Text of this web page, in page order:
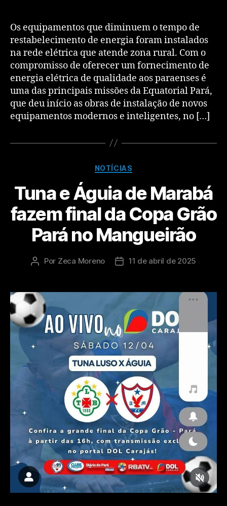
Os equipamentos que diminuem o tempo de
restabelecimento de energia foram instalados
na rede elétrica que atende zona rural. Com o
compromisso de oferecer um fornecimento de
energia elétrica de qualidade aos paraenses é
uma das principais missões da Equatorial Pará,
que deu início as obras de instalação de novos
equipamentos modernos e inteligentes, no […]
NOTÍCIAS
Tuna e Águia de Marabá
fazem final da Copa Grão
Pará no Mangueirão
Por Zeca Moreno 11 de abril de 2025